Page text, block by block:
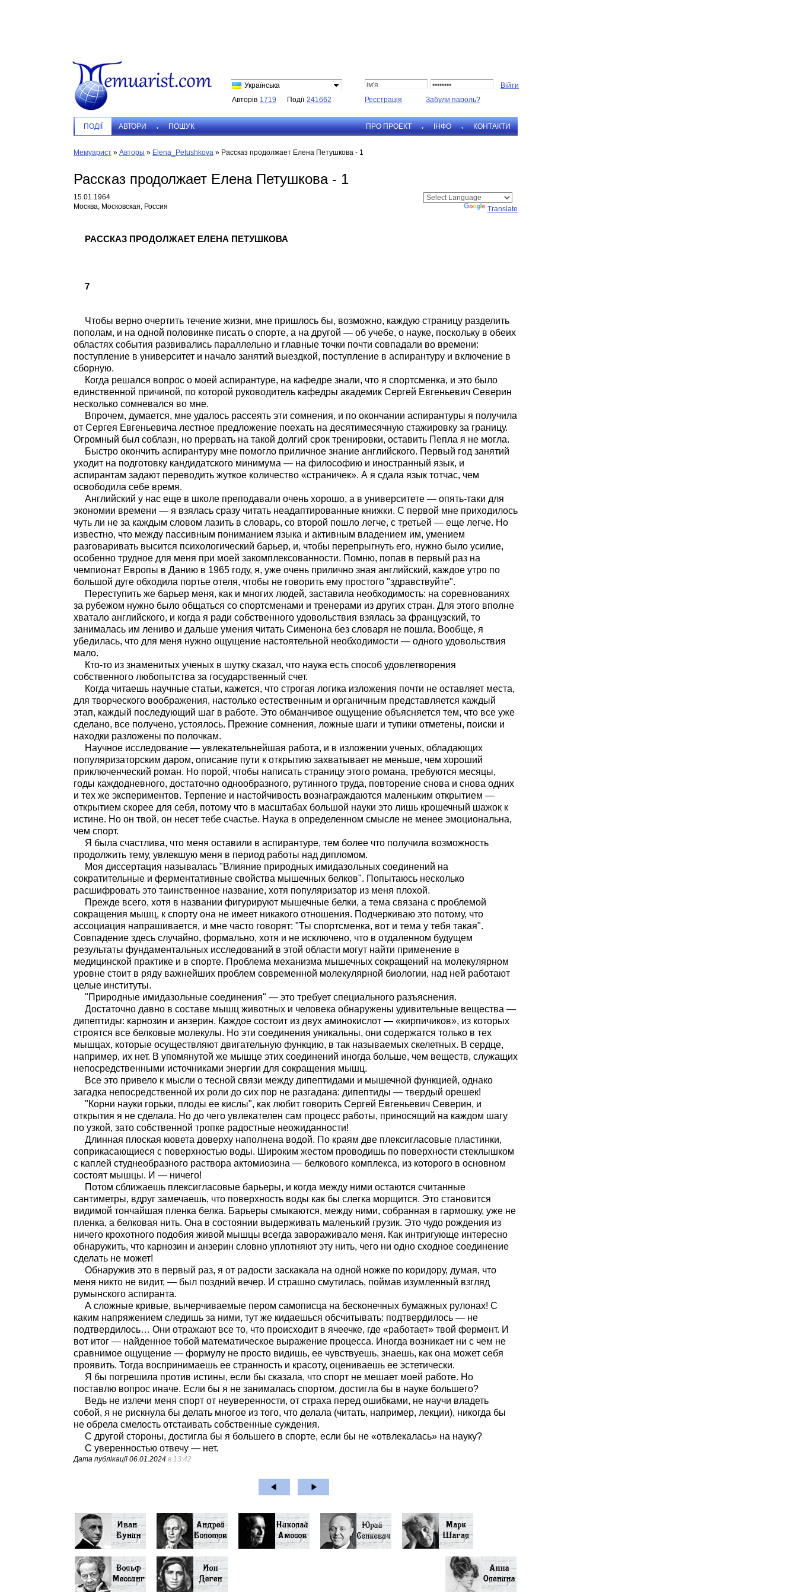
Українська
Авторів 1719 Події 241662 Реєстрація Забули пароль?
ПОДIЇ АВТОРИ ПОШУК ПРО ПРОЕКТ IНФО КОНТАКТИ
Мемуарист » Авторы » Elena_Petushkova » Рассказ продолжает Елена Петушкова - 1
Рассказ продолжает Елена Петушкова - 1
15.01.1964
Москва, Московская, Россия
Translate
РАССКАЗ ПРОДОЛЖАЕТ ЕЛЕНА ПЕТУШКОВА
7
Чтобы верно очертить течение жизни, мне пришлось бы, возможно, каждую страницу разделить
пополам, и на одной половинке писать о спорте, а на другой — об учебе, о науке, поскольку в обеих
областях события развивались параллельно и главные точки почти совпадали во времени:
поступление в университет и начало занятий выездкой, поступление в аспирантуру и включение в
сборную.
Когда решался вопрос о моей аспирантуре, на кафедре знали, что я спортсменка, и это было
единственной причиной, по которой руководитель кафедры академик Сергей Евгеньевич Северин
несколько сомневался во мне.
Впрочем, думается, мне удалось рассеять эти сомнения, и по окончании аспирантуры я получила
от Сергея Евгеньевича лестное предложение поехать на десятимесячную стажировку за границу.
Огромный был соблазн, но прервать на такой долгий срок тренировки, оставить Пепла я не могла.
Быстро окончить аспирантуру мне помогло приличное знание английского. Первый год занятий
уходит на подготовку кандидатского минимума — на философию и иностранный язык, и
аспирантам задают переводить жуткое количество «страничек». А я сдала язык тотчас, чем
освободила себе время.
Английский у нас еще в школе преподавали очень хорошо, а в университете — опять-таки для
экономии времени — я взялась сразу читать неадаптированные книжки. С первой мне приходилось
чуть ли не за каждым словом лазить в словарь, со второй пошло легче, с третьей — еще легче. Но
известно, что между пассивным пониманием языка и активным владением им, умением
разговаривать высится психологический барьер, и, чтобы перепрыгнуть его, нужно было усилие,
особенно трудное для меня при моей закомплексованности. Помню, попав в первый раз на
чемпионат Европы в Данию в 1965 году, я, уже очень прилично зная английский, каждое утро по
большой дуге обходила портье отеля, чтобы не говорить ему простого "здравствуйте".
Переступить же барьер меня, как и многих людей, заставила необходимость: на соревнованиях
за рубежом нужно было общаться со спортсменами и тренерами из других стран. Для этого вполне
хватало английского, и когда я ради собственного удовольствия взялась за французский, то
занималась им лениво и дальше умения читать Сименона без словаря не пошла. Вообще, я
убедилась, что для меня нужно ощущение настоятельной необходимости — одного удовольствия
мало.
Кто-то из знаменитых ученых в шутку сказал, что наука есть способ удовлетворения
собственного любопытства за государственный счет.
Когда читаешь научные статьи, кажется, что строгая логика изложения почти не оставляет места,
для творческого воображения, настолько естественным и органичным представляется каждый
этап, каждый последующий шаг в работе. Это обманчивое ощущение объясняется тем, что все уже
сделано, все получено, устоялось. Прежние сомнения, ложные шаги и тупики отметены, поиски и
находки разложены по полочкам.
Научное исследование — увлекательнейшая работа, и в изложении ученых, обладающих
популяризаторским даром, описание пути к открытию захватывает не меньше, чем хороший
приключенческий роман. Но порой, чтобы написать страницу этого романа, требуются месяцы,
годы каждодневного, достаточно однообразного, рутинного труда, повторение снова и снова одних
и тех же экспериментов. Терпение и настойчивость вознаграждаются маленьким открытием —
открытием скорее для себя, потому что в масштабах большой науки это лишь крошечный шажок к
истине. Но он твой, он несет тебе счастье. Наука в определенном смысле не менее эмоциональна,
чем спорт.
Я была счастлива, что меня оставили в аспирантуре, тем более что получила возможность
продолжить тему, увлекшую меня в период работы над дипломом.
Моя диссертация называлась "Влияние природных имидазольных соединений на
сократительные и ферментативные свойства мышечных белков". Попытаюсь несколько
расшифровать это таинственное название, хотя популяризатор из меня плохой.
Прежде всего, хотя в названии фигурируют мышечные белки, а тема связана с проблемой
сокращения мышц, к спорту она не имеет никакого отношения. Подчеркиваю это потому, что
ассоциация напрашивается, и мне часто говорят: "Ты спортсменка, вот и тема у тебя такая".
Совпадение здесь случайно, формально, хотя и не исключено, что в отдаленном будущем
результаты фундаментальных исследований в этой области могут найти применение в
медицинской практике и в спорте. Проблема механизма мышечных сокращений на молекулярном
уровне стоит в ряду важнейших проблем современной молекулярной биологии, над ней работают
целые институты.
"Природные имидазольные соединения" — это требует специального разъяснения.
Достаточно давно в составе мышц животных и человека обнаружены удивительные вещества —
дипептиды: карнозин и анзерин. Каждое состоит из двух аминокислот — «кирпичиков», из которых
строятся все белковые молекулы. Но эти соединения уникальны, они содержатся только в тех
мышцах, которые осуществляют двигательную функцию, в так называемых скелетных. В сердце,
например, их нет. В упомянутой же мышце этих соединений иногда больше, чем веществ, служащих
непосредственными источниками энергии для сокращения мышц.
Все это привело к мысли о тесной связи между дипептидами и мышечной функцией, однако
загадка непосредственной их роли до сих пор не разгадана: дипептиды — твердый орешек!
"Корни науки горьки, плоды ее кислы", как любит говорить Сергей Евгеньевич Северин, и
открытия я не сделала. Но до чего увлекателен сам процесс работы, приносящий на каждом шагу
по узкой, зато собственной тропке радостные неожиданности!
Длинная плоская кювета доверху наполнена водой. По краям две плексигласовые пластинки,
соприкасающиеся с поверхностью воды. Широким жестом проводишь по поверхности стеклышком
с каплей студнеобразного раствора актомиозина — белкового комплекса, из которого в основном
состоят мышцы. И — ничего!
Потом сближаешь плексигласовые барьеры, и когда между ними остаются считанные
сантиметры, вдруг замечаешь, что поверхность воды как бы слегка морщится. Это становится
видимой тончайшая пленка белка. Барьеры смыкаются, между ними, собранная в гармошку, уже не
пленка, а белковая нить. Она в состоянии выдерживать маленький грузик. Это чудо рождения из
ничего крохотного подобия живой мышцы всегда завораживало меня. Как интригующе интересно
обнаружить, что карнозин и анзерин словно уплотняют эту нить, чего ни одно сходное соединение
сделать не может!
Обнаружив это в первый раз, я от радости заскакала на одной ножке по коридору, думая, что
меня никто не видит, — был поздний вечер. И страшно смутилась, поймав изумленный взгляд
румынского аспиранта.
А сложные кривые, вычерчиваемые пером самописца на бесконечных бумажных рулонах! С
каким напряжением следишь за ними, тут же кидаешься обсчитывать: подтвердилось — не
подтвердилось… Они отражают все то, что происходит в ячеечке, где «работает» твой фермент. И
вот итог — найденное тобой математическое выражение процесса. Иногда возникает ни с чем не
сравнимое ощущение — формулу не просто видишь, ее чувствуешь, знаешь, как она может себя
проявить. Тогда воспринимаешь ее странность и красоту, оцениваешь ее эстетически.
Я бы погрешила против истины, если бы сказала, что спорт не мешает моей работе. Но
поставлю вопрос иначе. Если бы я не занималась спортом, достигла бы в науке большего?
Ведь не излечи меня спорт от неуверенности, от страха перед ошибками, не научи владеть
собой, я не рискнула бы делать многое из того, что делала (читать, например, лекции), никогда бы
не обрела смелость отстаивать собственные суждения.
С другой стороны, достигла бы я большего в спорте, если бы не «отвлекалась» на науку?
С уверенностью отвечу — нет.
Дата публікації06.01.2024 в 13:42